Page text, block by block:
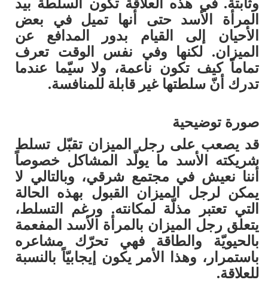
المرأة الأسد حتى أنها تميل في بعض
الأحيان إلى القيام بدور المدافع عن
الميزان. لكنها وفي نفس الوقت تعرف
تماماً كيف تكون ناعمة، ولا سيّما عندما
تدرك أنّ سلطتها غير قابلة للمنافسة.
صورة توضيحية
قد يصعب على رجل الميزان تقبّل تسلط
شريكته الأسد ما يولّد المشاكل خصوصاً
أننا نعيش في مجتمع شرقي، وبالتالي لا
يمكن لرجل الميزان القبول بهذه الحالة
التي تعتبر مذلّة لمكانته. ورغم التسلط،
يتعلق رجل الميزان بالمرأة الأسد المفعمة
بالحيويّة والطاقة فهي تحرّك مشاعره
باستمرار، وهذا الأمر يكون إيجابيّاً بالنسبة
للعلاقة.